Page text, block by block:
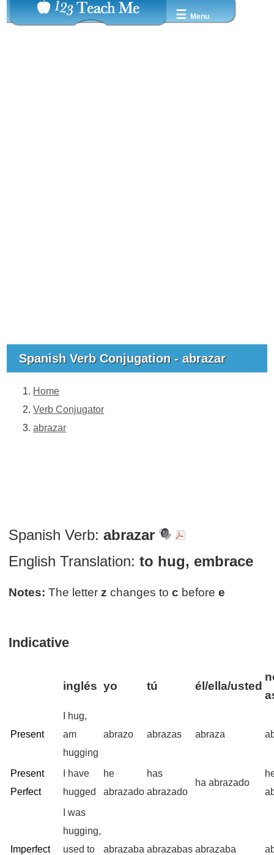
☰ Menu
Spanish Verb Conjugation - abrazar
Home
Verb Conjugator
abrazar
Spanish Verb: abrazar
English Translation: to hug, embrace
Notes: The letterz changes toc beforee
Indicative
inglés yo tú él/ella/usted
Present
I hug,
am
hugging
abrazo abrazas abraza
Present
Perfect
I have
hugged
he
abrazado
has
abrazado
ha abrazado
Imperfect
I was
hugging,
used to
abrazaba abrazabas abrazaba